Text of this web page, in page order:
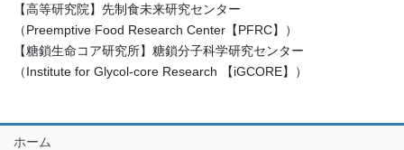
【高等研究院】先制食未来研究センター
（Preemptive Food Research Center【PFRC】）
【糖鎖生命コア研究所】糖鎖分子科学研究センター
（Institute for Glycol-core Research 【iGCORE】）
ホーム